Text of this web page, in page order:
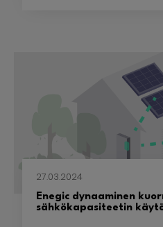
27.03.2024
Enegic dynaaminen
sähkökapasiteetin